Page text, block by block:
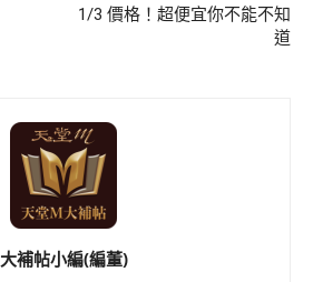
1/3 價格！超便宜你不能不知
道
大補帖小編(編董)